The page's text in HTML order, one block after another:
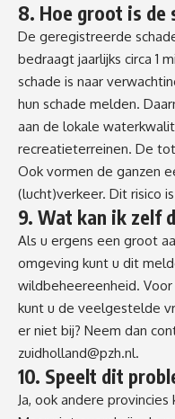
8. Hoe groot is de
De geregistreerde
bedraagt jaarlijks circa 1
schade is naar
hun schade melden.
aan de lokale
recreatieterreinen. De
Ook vormen de ganzen
(lucht)verkeer. Dit risico
9. Wat kan ik zelf
Als u ergens een groot
omgeving kunt u dit
wildbeheereenheid.
kunt u de veelgestelde
er niet bij? Neem dan
zuidholland@pzh.nl.
10. Speelt dit
Ja, ook andere